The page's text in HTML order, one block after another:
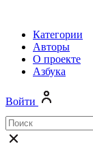
Категории
Авторы
О проекте
Азбука
Войти